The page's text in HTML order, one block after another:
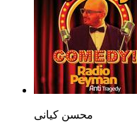
محسن کیانی